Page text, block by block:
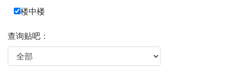
楼中楼
查询贴吧：